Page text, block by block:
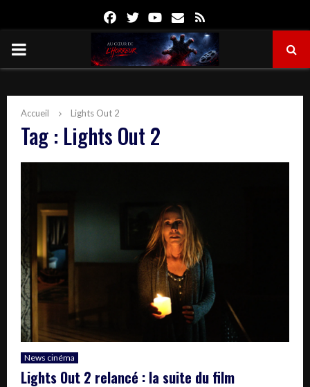
FacebookTwitterYoutube
Email
PRIMARY
Accueil Lights Out 2
Tag : Lights Out 2
News cinéma
Lights Out 2 relancé : la suite du film